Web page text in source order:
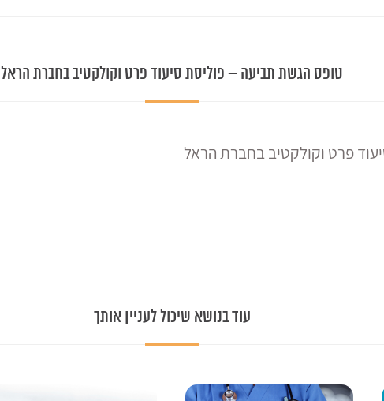
טופס הגשת תביעה – פוליסת סיעוד פרט וקולקטיב בחברת הראל
פרט וקולקטיב בחברת הראל
עוד בנושא שיכול לעניין אותך